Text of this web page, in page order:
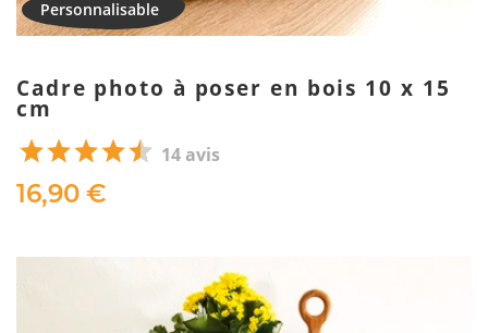
Cadre photo à poser en bois 10 x 15
cm
14 avis
16,90 €